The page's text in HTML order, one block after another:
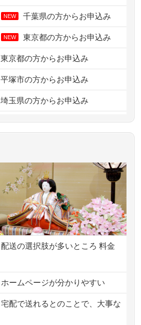
NEW 千葉県の方からお申込み
NEW 東京都の方からお申込み
東京都の方からお申込み
平塚市の方からお申込み
埼玉県の方からお申込み
藤沢市の方からお申込み
三重県の方からお申込み
横浜市の方からお申込み
東京都の方からお申込み
神奈川の方からお申込み
西亀有の方からお申込み
配送の選択肢が多いところ 料金
ホームページが分かりやすい
宅配で送れるとのことで、大事な